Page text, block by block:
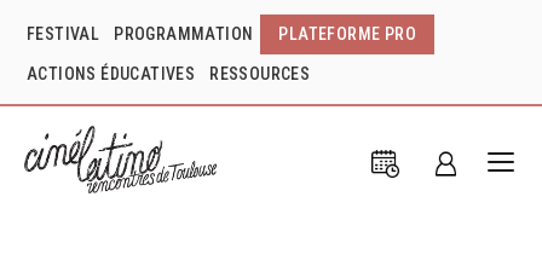
FESTIVAL PROGRAMMATION PLATEFORME PRO
ACTIONS ÉDUCATIVES RESSOURCES